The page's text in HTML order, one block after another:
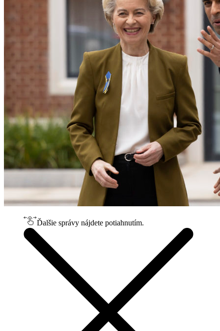
Ďalšie správy nájdete potiahnutím.